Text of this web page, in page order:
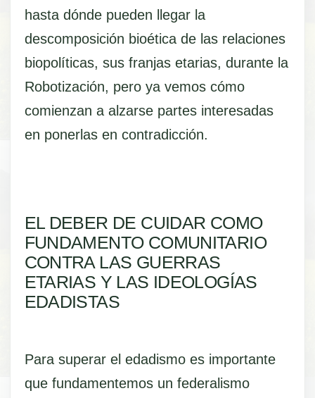
hasta dónde pueden llegar la
descomposición bioética de las relaciones
biopolíticas, sus franjas etarias, durante la
Robotización, pero ya vemos cómo
comienzan a alzarse partes interesadas
en ponerlas en contradicción.
EL DEBER DE CUIDAR COMO
FUNDAMENTO COMUNITARIO
CONTRA LAS GUERRAS
ETARIAS Y LAS IDEOLOGÍAS
EDADISTAS
Para superar el edadismo es importante
que fundamentemos un federalismo